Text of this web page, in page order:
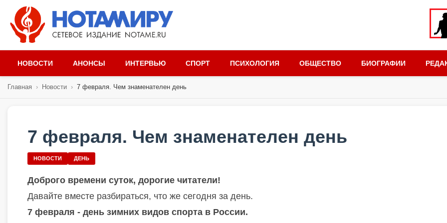
НОВОСТИ АНОНСЫ ИНТЕРВЬЮ СПОРТ ПСИХОЛОГИЯ ОБЩЕСТВО БИОГРАФИИ
Главная › Новости › 7 февраля. Чем знаменателен день
7 февраля. Чем знаменателен день
НОВОСТИ ДЕНЬ
Доброго времени суток, дорогие читатели!
Давайте вместе разбираться, что же сегодня за день.
7 февраля - день зимних видов спорта в России.